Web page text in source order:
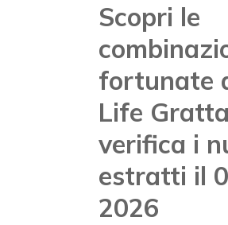
Scopri le
fortunate
Life
verifica i
estratti il
2026